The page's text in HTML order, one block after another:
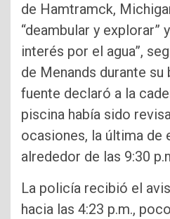
de Hamtramck,
“deambular y explorar”
interés por el agua”,
de Menands durante su
fuente declaró a la
piscina había sido
ocasiones, la última de
alrededor de las 9:30
La policía recibió el
hacia las 4:23 p.m.,